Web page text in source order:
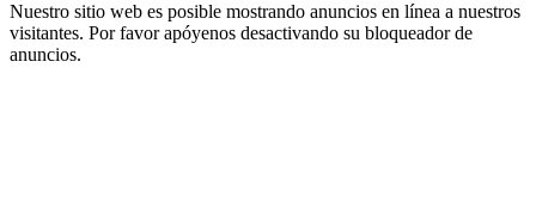
Nuestro sitio web es posible mostrando anuncios en línea a nuestros
visitantes. Por favor apóyenos desactivando su bloqueador de
anuncios.